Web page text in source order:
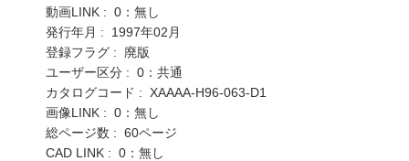
動画LINK : 0：無し
発行年月 : 1997年02月
登録フラグ : 廃版
ユーザー区分 : 0：共通
カタログコード : XAAAA-H96-063-D1
画像LINK : 0：無し
総ページ数 : 60ページ
CAD LINK : 0：無し